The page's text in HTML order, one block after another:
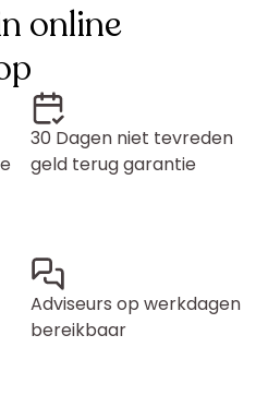
online
30 Dagen niet tevreden
geld terug garantie
Adviseurs op werkdagen
bereikbaar